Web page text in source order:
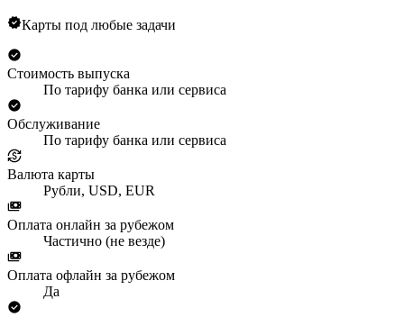
Карты под любые задачи
Стоимость выпуска
По тарифу банка или сервиса
Обслуживание
По тарифу банка или сервиса
Валюта карты
Рубли, USD, EUR
Оплата онлайн за рубежом
Частично (не везде)
Оплата офлайн за рубежом
Да